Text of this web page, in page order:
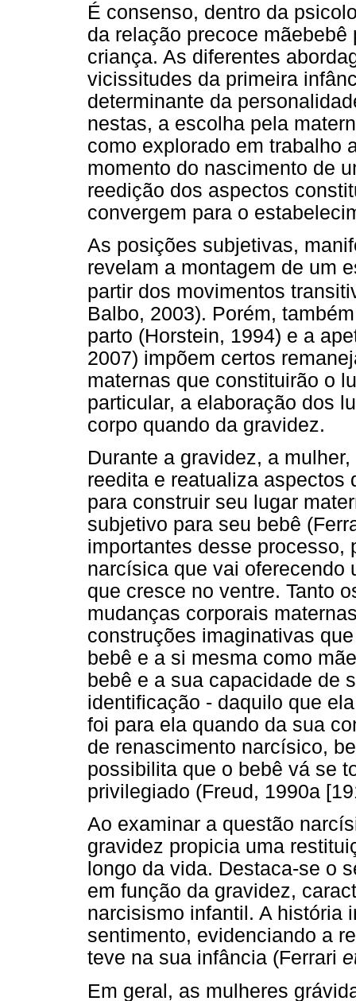
É consenso, dentro da
da relação precoce
criança. As diferentes
vicissitudes da primeira
determinante da
nestas, a escolha pela
como explorado em trabalho
momento do nascimento de
reedição dos aspectos
convergem para o
As posições subjetivas,
revelam a montagem de um
partir dos movimentos
Balbo, 2003). Porém,
parto (Horstein, 1994) e a
2007) impõem certos
maternas que constituirão o
particular, a elaboração dos
corpo quando da gravidez.
Durante a gravidez, a
reedita e reatualiza aspectos
para construir seu lugar
subjetivo para seu bebê
importantes desse processo,
narcísica que vai oferecendo
que cresce no ventre. Tanto
mudanças corporais
construções imaginativas
bebê e a si mesma como
bebê e a sua capacidade de
identificação - daquilo que
foi para ela quando da sua
de renascimento narcísico,
possibilita que o bebê vá se
privilegiado (Freud, 1990a
Ao examinar a questão
gravidez propicia uma
longo da vida. Destaca-se o
em função da gravidez,
narcisismo infantil. A história
sentimento, evidenciando a
teve na sua infância (Ferrari
Em geral, as mulheres